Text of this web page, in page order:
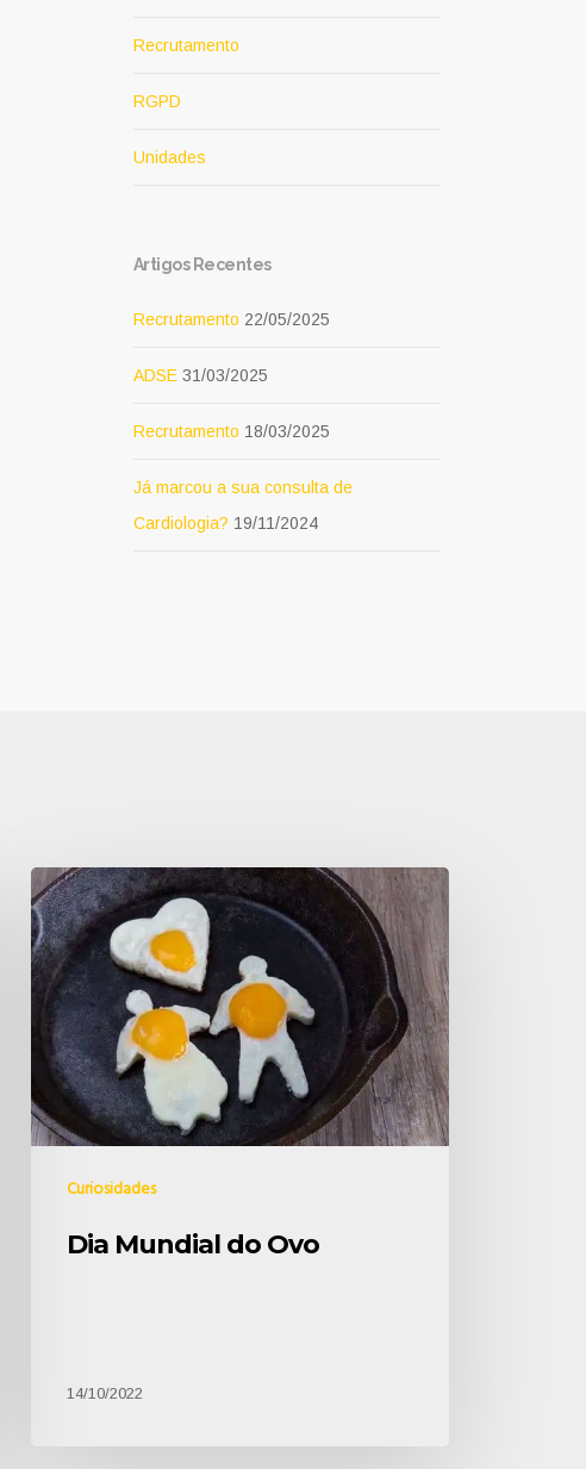
Recrutamento
RGPD
Unidades
Artigos Recentes
Recrutamento 22/05/2025
ADSE 31/03/2025
Recrutamento 18/03/2025
Já marcou a sua consulta de
Cardiologia? 19/11/2024
Curiosidades
Dia Mundial do Ovo
14/10/2022